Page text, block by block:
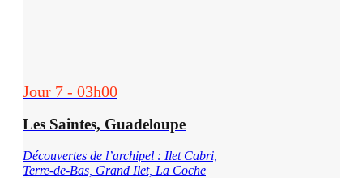
Jour 7 - 03h00
Les Saintes, Guadeloupe
Découvertes de l’archipel : Ilet Cabri,
Terre-de-Bas, Grand Ilet, La Coche